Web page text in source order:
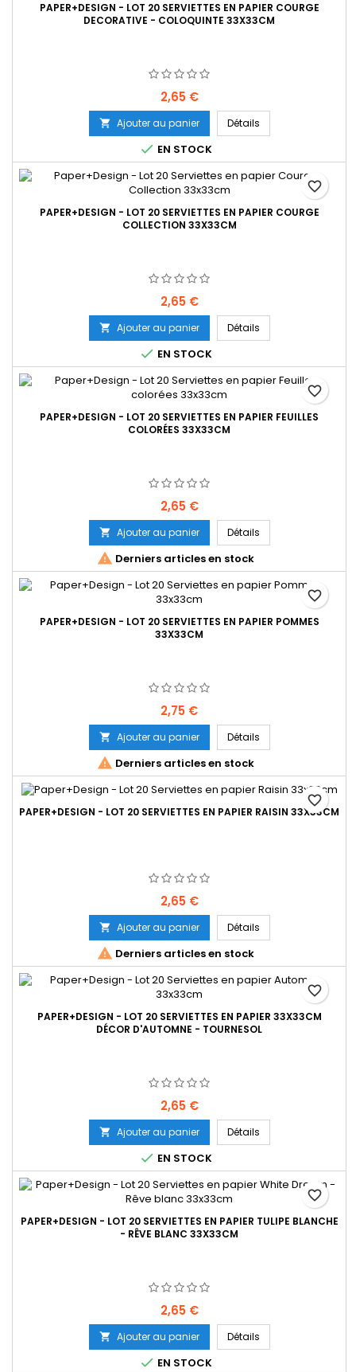
PAPER+DESIGN - LOT 20 SERVIETTES EN PAPIER COURGE
DECORATIVE - COLOQUINTE 33X33CM
Prix
2,65 €
 Ajouter au panier Détails
 EN STOCK
PAPER+DESIGN - LOT 20 SERVIETTES EN PAPIER COURGE
COLLECTION 33X33CM
Prix
2,65 €
 Ajouter au panier Détails
 EN STOCK
favorite_border
PAPER+DESIGN - LOT 20 SERVIETTES EN PAPIER FEUILLES
COLORÉES 33X33CM
Prix
2,65 €
 Ajouter au panier Détails
 Derniers articles en stock
favorite_border
PAPER+DESIGN - LOT 20 SERVIETTES EN PAPIER POMMES
33X33CM
Prix
2,75 €
 Ajouter au panier Détails
 Derniers articles en stock
favorite_border
PAPER+DESIGN - LOT 20 SERVIETTES EN PAPIER RAISIN 33X33CM
Prix
2,65 €
 Ajouter au panier Détails
 Derniers articles en stock
favorite_border
PAPER+DESIGN - LOT 20 SERVIETTES EN PAPIER 33X33CM
DÉCOR D'AUTOMNE - TOURNESOL
Prix
2,65 €
 Ajouter au panier Détails
 EN STOCK
favorite_border
PAPER+DESIGN - LOT 20 SERVIETTES EN PAPIER TULIPE BLANCHE
- RÊVE BLANC 33X33CM
Prix
2,65 €
 Ajouter au panier Détails
 EN STOCK
favorite_border